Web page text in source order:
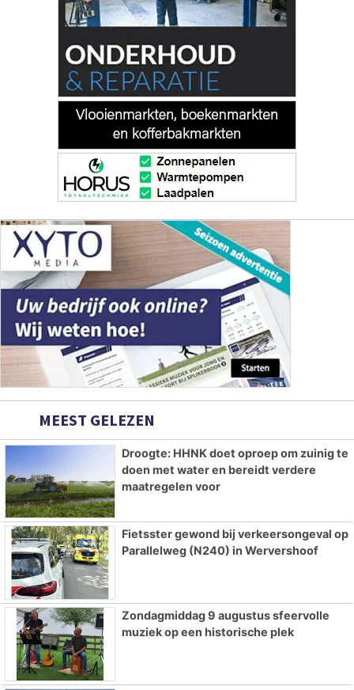
MEEST GELEZEN
Droogte: HHNK doet oproep om zuinig te
doen met water en bereidt verdere
maatregelen voor
Fietsster gewond bij verkeersongeval op
Parallelweg (N240) in Wervershoof
Zondagmiddag 9 augustus sfeervolle
muziek op een historische plek